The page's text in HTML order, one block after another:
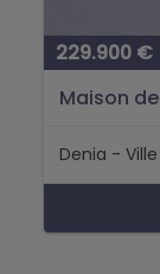
229.900 €
Maison
Denia - Ville